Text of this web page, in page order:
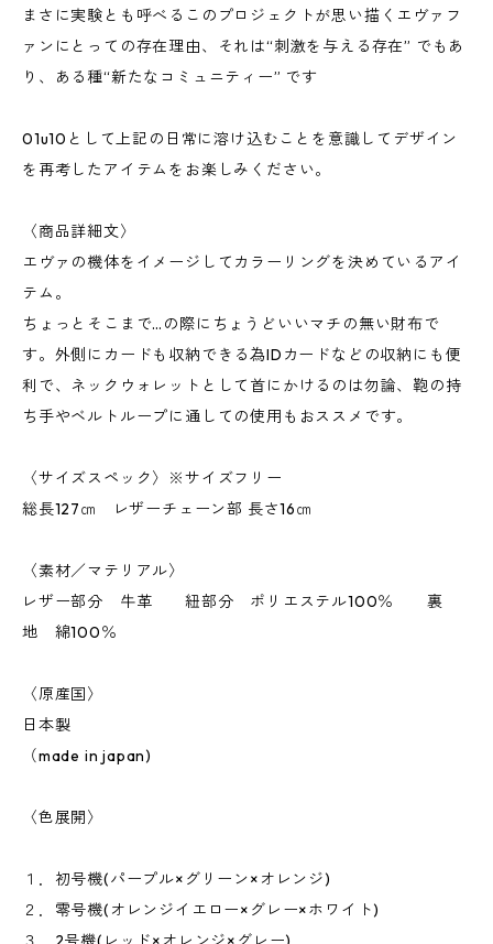
まさに実験とも呼べるこのプロジェクトが思い描くエヴァフ
ァンにとっての存在理由、それは“刺激を与える存在” でもあ
り、ある種“新たなコミュニティー” です
01u10として上記の日常に溶け込むことを意識してデザイン
を再考したアイテムをお楽しみください。
〈商品詳細文〉
エヴァの機体をイメージしてカラーリングを決めているアイ
テム。
ちょっとそこまで…の際にちょうどいいマチの無い財布で
す。外側にカードも収納できる為IDカードなどの収納にも便
利で、ネックウォレットとして首にかけるのは勿論、鞄の持
ち手やベルトループに通しての使用もおススメです。
〈サイズスペック〉※サイズフリー
総長127㎝ レザーチェーン部 長さ16㎝
〈素材／マテリアル〉
レザー部分 牛革 紐部分 ポリエステル100％ 裏
地 綿100％
〈原産国〉
日本製
（made in japan)
〈色展開〉
１．初号機(パープル×グリーン×オレンジ)
２．零号機(オレンジイエロー×グレー×ホワイト)